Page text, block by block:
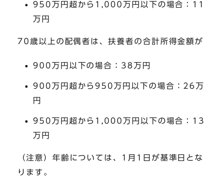
950万円超から1,000万円以下の場合：11
万円
70歳以上の配偶者は、扶養者の合計所得金額が
900万円以下の場合：38万円
900万円超から950万円以下の場合：26万
円
950万円超から1,000万円以下の場合：13
万円
（注意）年齢については、1月1日が基準日とな
ります。